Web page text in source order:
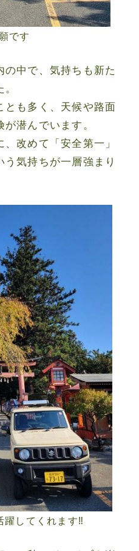
です
中で、気持ちも新た
とも多く、天候や路面
潜んでいます。
改めて「安全第一」
気持ちが一層強まり
躍してくれます‼